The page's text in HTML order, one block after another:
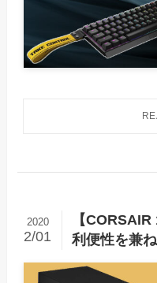
【
利便性を兼
2020
2/01